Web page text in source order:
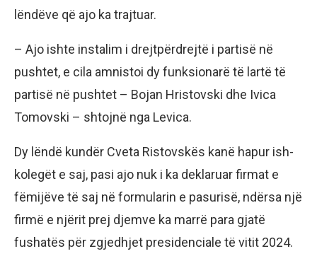
lëndëve që ajo ka trajtuar.
– Ajo ishte instalim i drejtpërdrejtë i partisë në
pushtet, e cila amnistoi dy funksionarë të lartë të
partisë në pushtet – Bojan Hristovski dhe Ivica
Tomovski – shtojnë nga Levica.
Dy lëndë kundër Cveta Ristovskës kanë hapur ish-
kolegët e saj, pasi ajo nuk i ka deklaruar firmat e
fëmijëve të saj në formularin e pasurisë, ndërsa një
firmë e njërit prej djemve ka marrë para gjatë
fushatës për zgjedhjet presidenciale të vitit 2024.